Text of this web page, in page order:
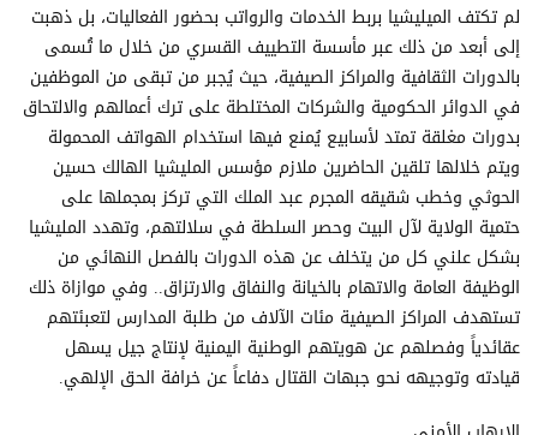
لم تكتف الميليشيا بربط الخدمات والرواتب بحضور الفعاليات، بل ذهبت
إلى أبعد من ذلك عبر مأسسة التطييف القسري من خلال ما تُسمى
بالدورات الثقافية والمراكز الصيفية، حيث يُجبر من تبقى من الموظفين
في الدوائر الحكومية والشركات المختلطة على ترك أعمالهم والالتحاق
بدورات مغلقة تمتد لأسابيع يُمنع فيها استخدام الهواتف المحمولة
ويتم خلالها تلقين الحاضرين ملازم مؤسس المليشيا الهالك حسين
الحوثي وخطب شقيقه المجرم عبد الملك التي تركز بمجملها على
حتمية الولاية لآل البيت وحصر السلطة في سلالتهم، وتهدد المليشيا
بشكل علني كل من يتخلف عن هذه الدورات بالفصل النهائي من
الوظيفة العامة والاتهام بالخيانة والنفاق والارتزاق.. وفي موازاة ذلك
تستهدف المراكز الصيفية مئات الآلاف من طلبة المدارس لتعبئتهم
عقائدياً وفصلهم عن هويتهم الوطنية اليمنية لإنتاج جيل يسهل
قيادته وتوجيهه نحو جبهات القتال دفاعاً عن خرافة الحق الإلهي.